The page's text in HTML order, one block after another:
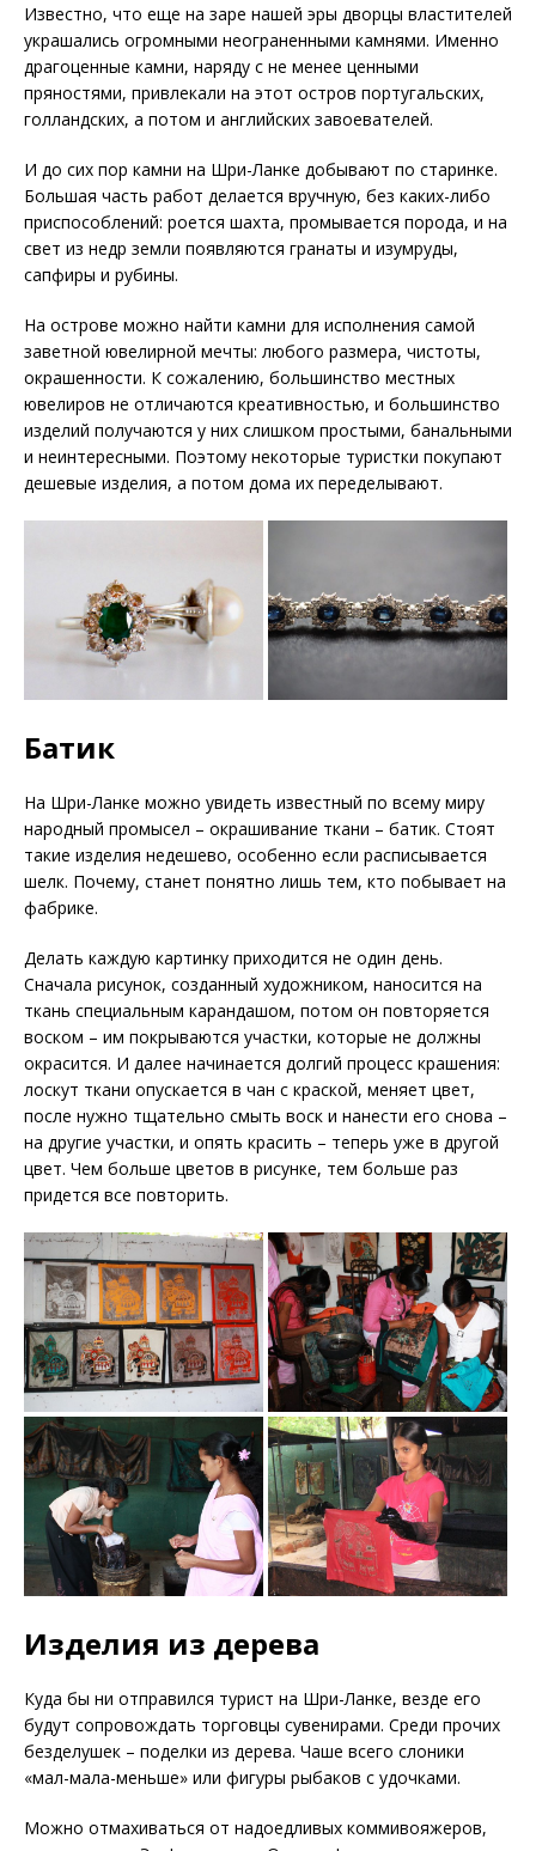
Известно, что еще на заре нашей эры дворцы властителей
украшались огромными неограненными камнями. Именно
драгоценные камни, наряду с не менее ценными
пряностями, привлекали на этот остров португальских,
голландских, а потом и английских завоевателей.
И до сих пор камни на Шри-Ланке добывают по старинке.
Большая часть работ делается вручную, без каких-либо
приспособлений: роется шахта, промывается порода, и на
свет из недр земли появляются гранаты и изумруды,
сапфиры и рубины.
На острове можно найти камни для исполнения самой
заветной ювелирной мечты: любого размера, чистоты,
окрашенности. К сожалению, большинство местных
ювелиров не отличаются креативностью, и большинство
изделий получаются у них слишком простыми, банальными
и неинтересными. Поэтому некоторые туристки покупают
дешевые изделия, а потом дома их переделывают.
Батик
На Шри-Ланке можно увидеть известный по всему миру
народный промысел – окрашивание ткани – батик. Стоят
такие изделия недешево, особенно если расписывается
шелк. Почему, станет понятно лишь тем, кто побывает на
фабрике.
Делать каждую картинку приходится не один день.
Сначала рисунок, созданный художником, наносится на
ткань специальным карандашом, потом он повторяется
воском – им покрываются участки, которые не должны
окрасится. И далее начинается долгий процесс крашения:
лоскут ткани опускается в чан с краской, меняет цвет,
после нужно тщательно смыть воск и нанести его снова –
на другие участки, и опять красить – теперь уже в другой
цвет. Чем больше цветов в рисунке, тем больше раз
придется все повторить.
Изделия из дерева
Куда бы ни отправился турист на Шри-Ланке, везде его
будут сопровождать торговцы сувенирами. Среди прочих
безделушек – поделки из дерева. Чаше всего слоники
«мал-мала-меньше» или фигуры рыбаков с удочками.
Можно отмахиваться от надоедливых коммивояжеров,